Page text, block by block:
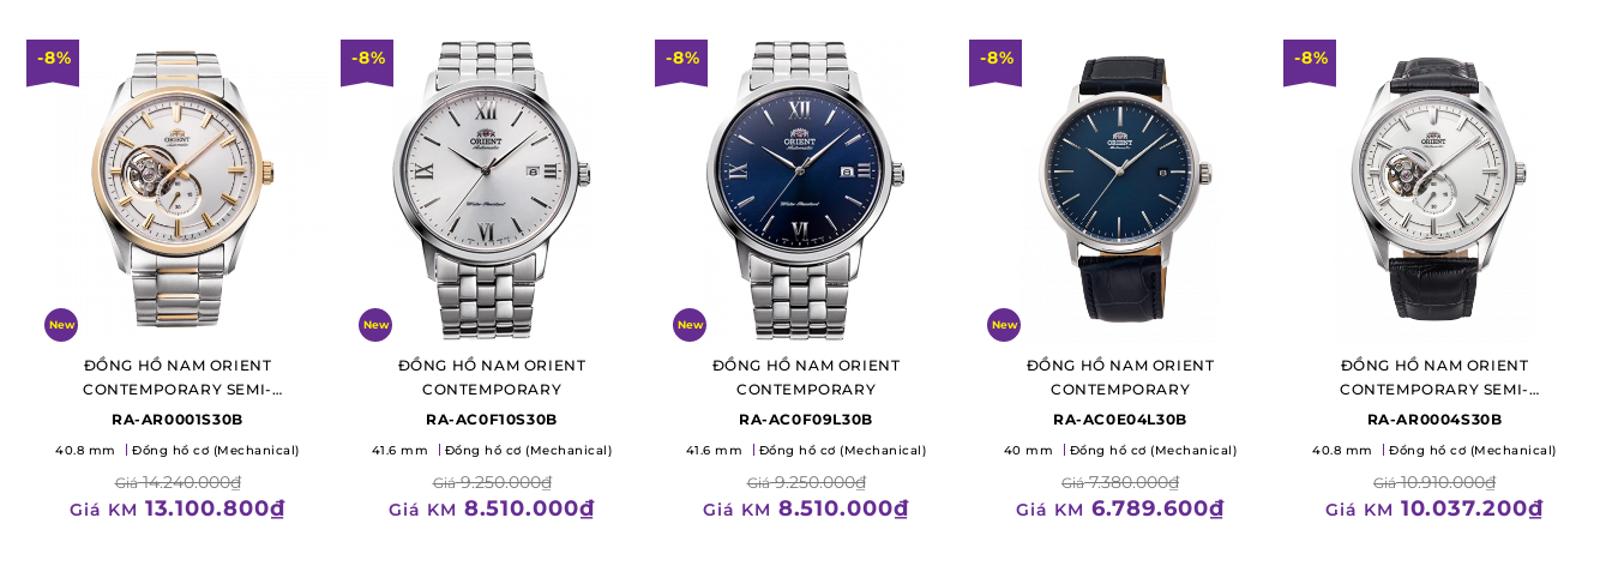
-8%
New
ĐỒNG HỒ NAM ORIENT
CONTEMPORARY SEMI-
SKELETON
RA-AR0001S30B
40.8 mm Đồng hồ cơ (Mechanical)
Giá14.240.000₫
Giá KM 13.100.800₫
-8%
New
ĐỒNG HỒ NAM ORIENT
CONTEMPORARY
RA-AC0F10S30B
41.6 mm Đồng hồ cơ (Mechanical)
Giá9.250.000₫
Giá KM 8.510.000₫
-8%
New
ĐỒNG HỒ NAM ORIENT
CONTEMPORARY
RA-AC0F09L30B
41.6 mm Đồng hồ cơ (Mechanical)
Giá9.250.000₫
Giá KM 8.510.000₫
-8%
New
ĐỒNG HỒ NAM ORIENT
CONTEMPORARY
RA-AC0E04L30B
40 mm Đồng hồ cơ (Mechanical)
Giá7.380.000₫
Giá KM 6.789.600₫
-8%
ĐỒNG HỒ NAM ORIENT
CONTEMPORARY SEMI-
SKELETON
RA-AR0004S30B
40.8 mm Đồng hồ cơ (Mechanical)
Giá10.910.000₫
Giá KM 10.037.200₫